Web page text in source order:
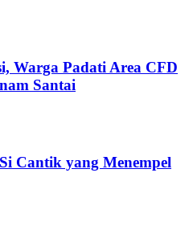
Warga Padati Area CFD
Santai
Cantik yang Menempel